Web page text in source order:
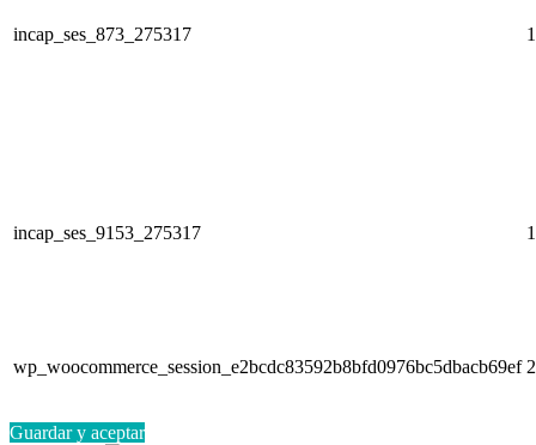
incap_ses_873_275317
incap_ses_9153_275317
wp_woocommerce_session_e2bcdc83592b8bfd0976bc5dbacb69ef
Guardar y aceptar